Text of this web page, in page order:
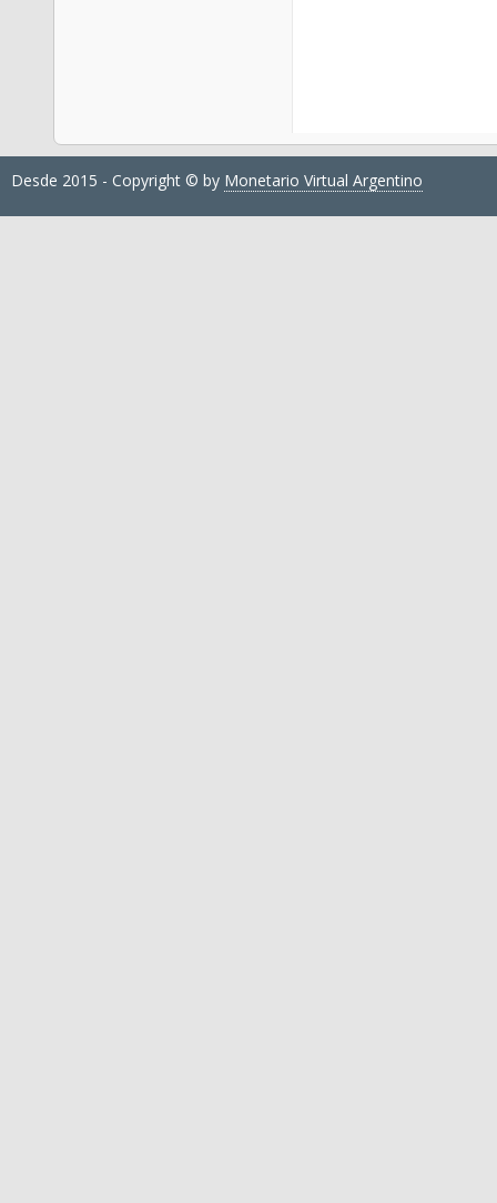
Desde 2015 - Copyright © by Monetario Virtual Argentino